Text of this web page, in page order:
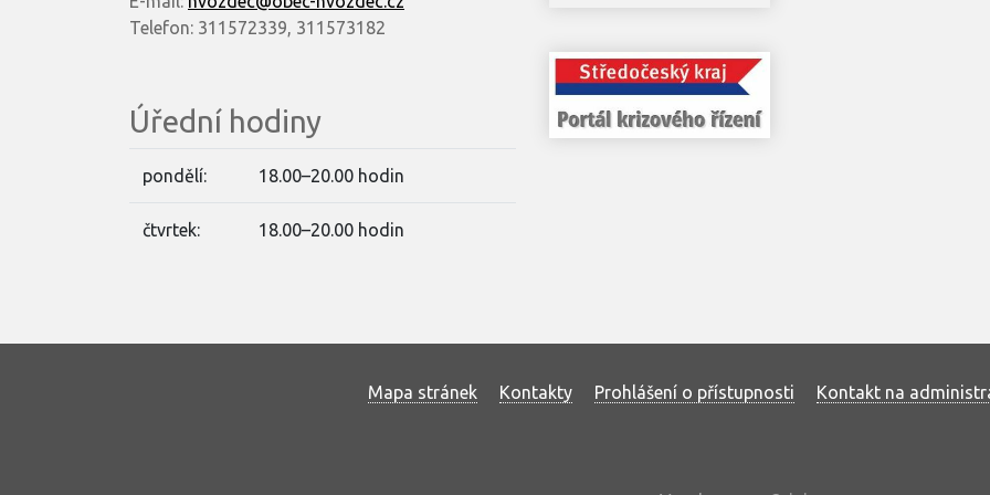
Telefon: 311572339, 311573182
Úřední hodiny
pondělí: 18.00–20.00 hodin
čtvrtek: 18.00–20.00 hodin
Mapa stránek Kontakty Prohlášení o přístupnosti Kontakt na